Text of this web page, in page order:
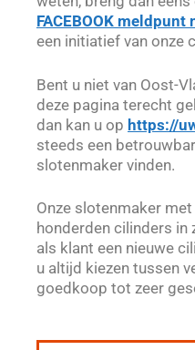
FACEBOOK
een initiatief van onze
Bent u niet van Oost-
deze pagina terecht
dan kan u op https://
steeds een
slotenmaker vinden.
Onze slotenmaker
honderden cilinders
als klant een nieuwe
u altijd kiezen tussen
goedkoop tot zeer